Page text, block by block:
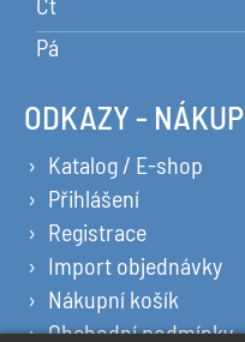
Pá
ODKAZY - NÁKUP
Katalog / E-shop
Přihlášení
Registrace
Import objednávky
Nákupní košík
Obchodní podmínky